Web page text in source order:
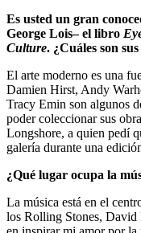
Es usted un gran
George Lois– el libro
Culture. ¿Cuáles son
El arte moderno es una
Damien Hirst, Andy
Tracy Emin son algunos
poder coleccionar sus
Longshore, a quien pedí
galería durante una
¿Qué lugar ocupa la
La música está en el
los Rolling Stones,